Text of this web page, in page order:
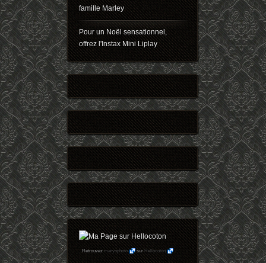
famille Marley
Pour un Noël sensationnel,
offrez l'Instax Mini Liplay
Retrouvezmaryophoto surHellocoton